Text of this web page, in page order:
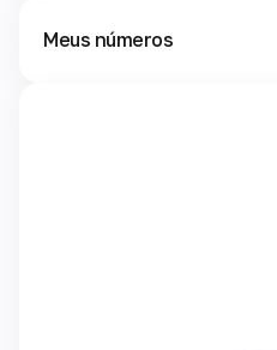
Meus números